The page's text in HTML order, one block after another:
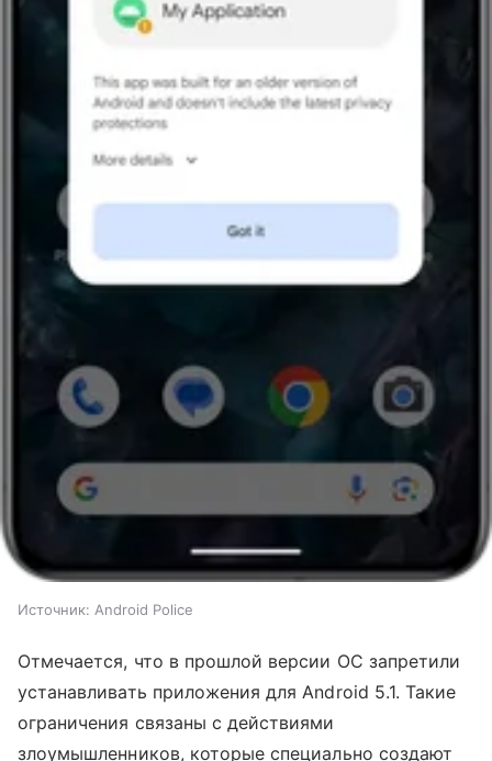
Источник: Android Police
Отмечается, что в прошлой версии ОС запретили
устанавливать приложения для Android 5.1. Такие
ограничения связаны с действиями
злоумышленников, которые специально создают